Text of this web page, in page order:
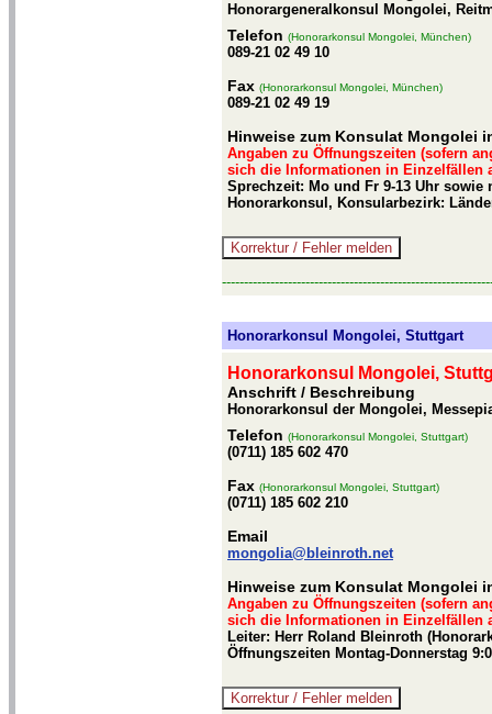
Honorargeneralkonsul Mongolei,
Telefon (Honorarkonsul Mongolei, München)
089-21 02 49 10
Fax (Honorarkonsul Mongolei, München)
089-21 02 49 19
Hinweise zum Konsulat Mongolei
Angaben zu Öffnungszeiten (sofern
sich die Informationen in Einzelfällen
Sprechzeit: Mo und Fr 9-13 Uhr sowie
Honorarkonsul, Konsularbezirk:
Honorarkonsul Mongolei, Stuttgart
Honorarkonsul Mongolei,
Anschrift / Beschreibung
Honorarkonsul der Mongolei,
Telefon (Honorarkonsul Mongolei, Stuttgart)
(0711) 185 602 470
Fax (Honorarkonsul Mongolei, Stuttgart)
(0711) 185 602 210
Email
mongolia@bleinroth.net
Hinweise zum Konsulat Mongolei
Angaben zu Öffnungszeiten (sofern
sich die Informationen in Einzelfällen
Leiter: Herr Roland Bleinroth
Öffnungszeiten Montag-Donnerstag